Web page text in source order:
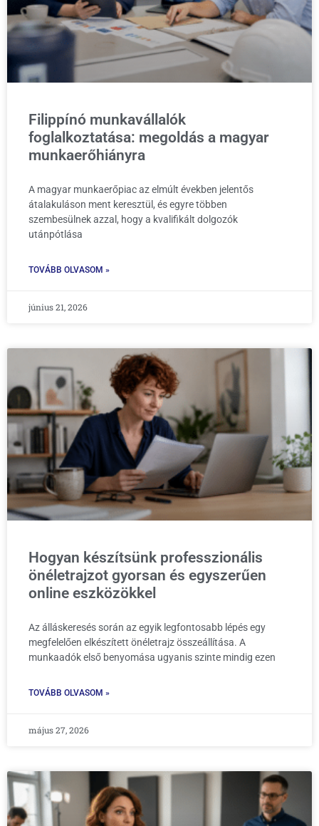
Filippínó munkavállalók
foglalkoztatása: megoldás a magyar
munkaerőhiányra
A magyar munkaerőpiac az elmúlt években jelentős
átalakuláson ment keresztül, és egyre többen
szembesülnek azzal, hogy a kvalifikált dolgozók
utánpótlása
TOVÁBB OLVASOM »
június 21, 2026
Hogyan készítsünk professzionális
önéletrajzot gyorsan és egyszerűen
online eszközökkel
Az álláskeresés során az egyik legfontosabb lépés egy
megfelelően elkészített önéletrajz összeállítása. A
munkaadók első benyomása ugyanis szinte mindig ezen
TOVÁBB OLVASOM »
május 27, 2026